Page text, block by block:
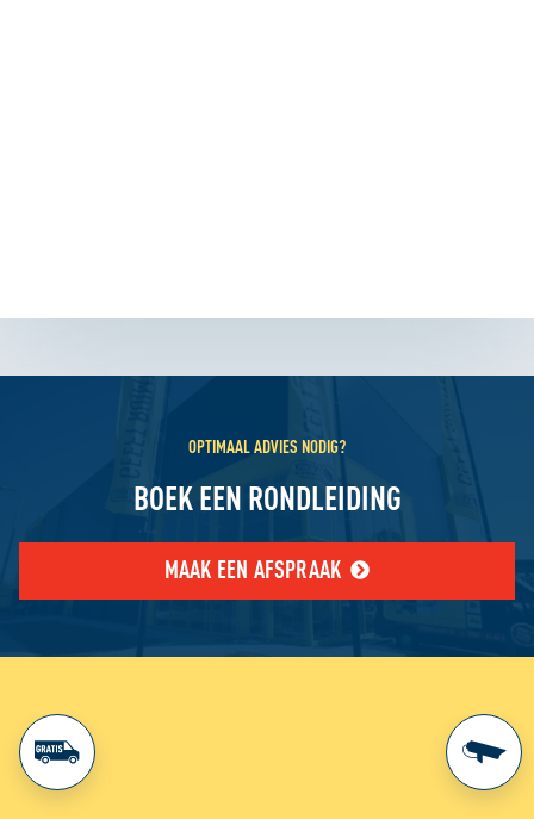
OPTIMAAL ADVIES NODIG?
BOEK EEN RONDLEIDING
MAAK EEN AFSPRAAK